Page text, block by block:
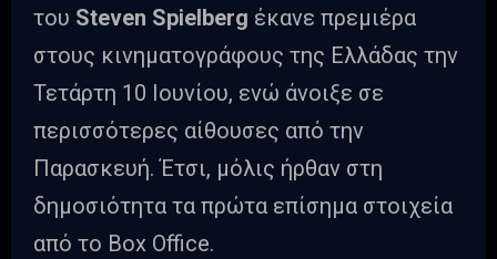
του Steven Spielberg έκανε πρεμιέρα
στους κινηματογράφους της Ελλάδας την
Τετάρτη 10 Ιουνίου, ενώ άνοιξε σε
περισσότερες αίθουσες από την
Παρασκευή. Έτσι, μόλις ήρθαν στη
δημοσιότητα τα πρώτα επίσημα στοιχεία
από το Box Office.